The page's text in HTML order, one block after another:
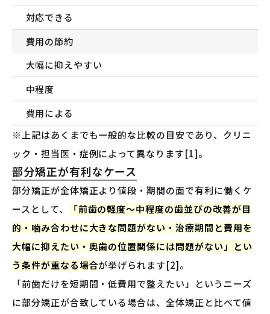
対応できる
費用の節約
大幅に抑えやすい
中程度
費用による
※上記はあくまでも一般的な比較の目安であり、クリニ
ック・担当医・症例によって異なります[1]。
部分矯正が有利なケース
部分矯正が全体矯正より値段・期間の面で有利に働くケ
ースとして、
「前歯の軽度〜中程度の歯並びの改善が目
的・噛み合わせに大きな問題がない・治療期間と費用を
大幅に抑えたい・奥歯の位置関係には問題がない」とい
う条件が重なる場合が挙げられます[2]。
「前歯だけを短期間・低費用で整えたい」というニーズ
に部分矯正が合致している場合は、全体矯正と比べて値